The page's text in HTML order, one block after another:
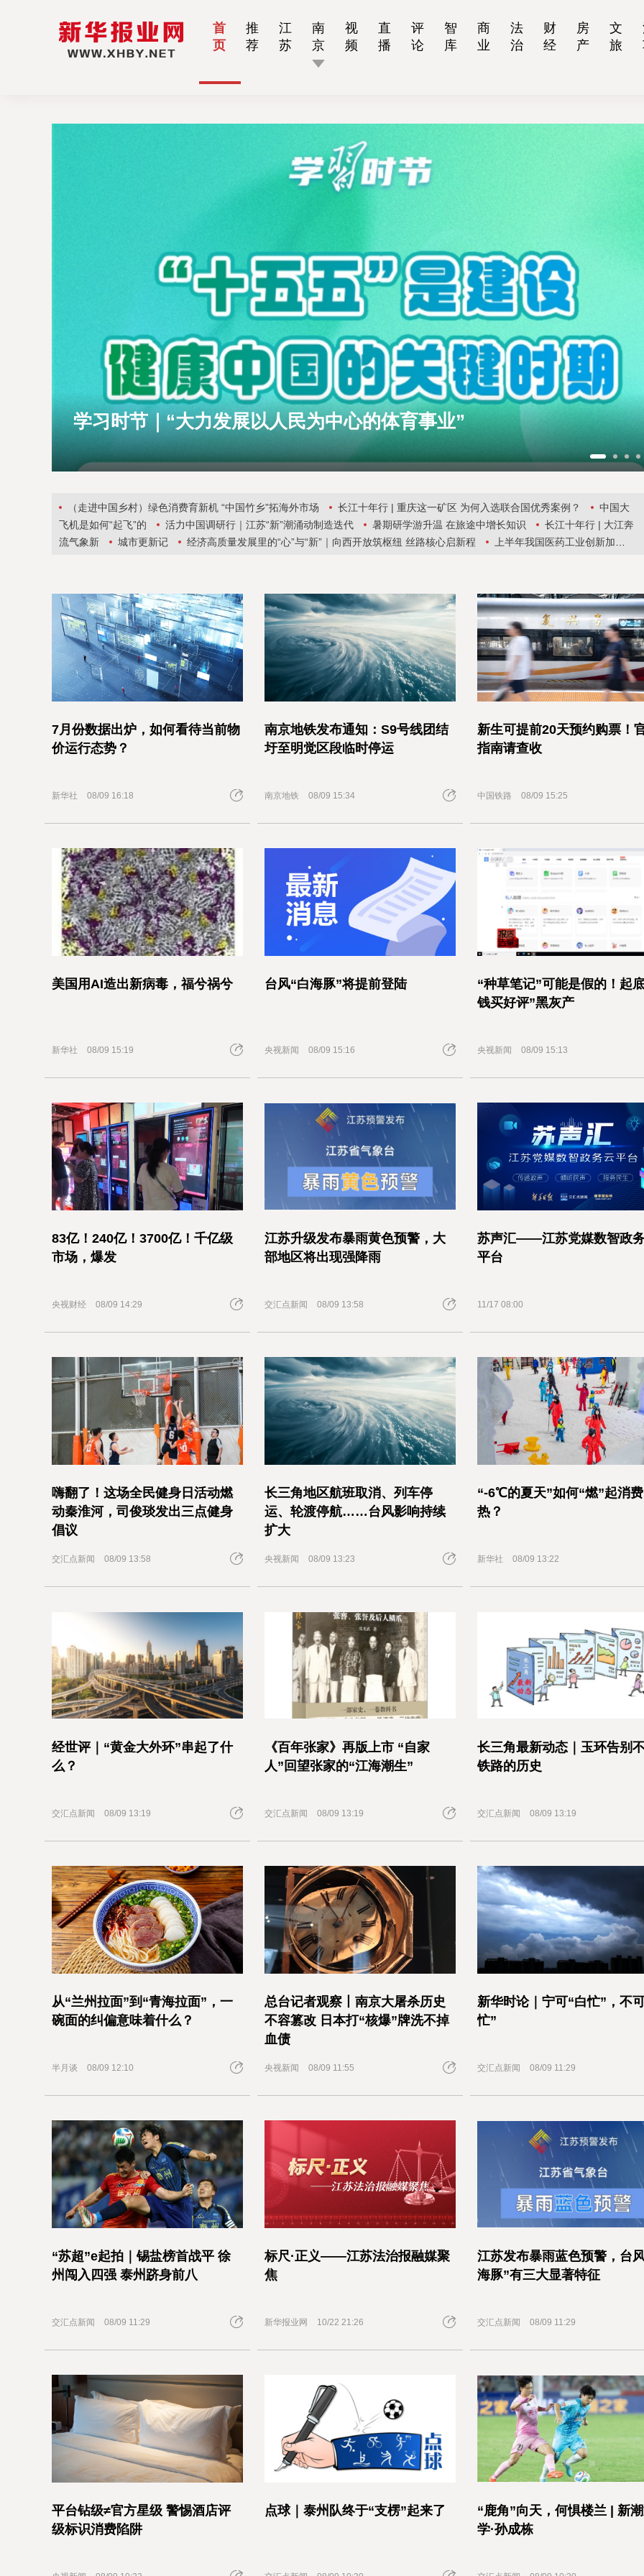
首
页
推
荐
江
苏
南
京
视
频
直
播
评
论
智
库
商
业
法
治
财
经
房
产
文
旅
学习时节｜“大力发展以人民为中心的体育事业”
（走进中国乡村）绿色消费育新机 “中国竹乡”拓海外市场 长江十年行 | 重庆这一矿区 为何入选联合国优秀案例？
中国大
飞机是如何“起飞”的
活力中国调研行｜江苏“新”潮涌动制造迭代 暑期研学游升温 在旅途中增长知识
长江十年行 | 大江奔
流气象新
城市更新记 经济高质量发展里的“心”与“新”｜向西开放筑枢纽 丝路核心启新程
上半年我国医药工业创新加速
7月份数据出炉，如何看待当前物
价运行态势？
新华社 08/09 16:18
南京地铁发布通知：S9号线团结
圩至明觉区段临时停运
南京地铁 08/09 15:34
新生可提前20天预约购票！
指南请查收
中国铁路 08/09 15:25
美国用AI造出新病毒，福兮祸兮
新华社 08/09 15:19
台风“白海豚”将提前登陆
央视新闻 08/09 15:16
“种草笔记”可能是假的！起
钱买好评”黑灰产
央视新闻 08/09 15:13
83亿！240亿！3700亿！千亿级
市场，爆发
央视财经 08/09 14:29
江苏升级发布暴雨黄色预警，大
部地区将出现强降雨
交汇点新闻 08/09 13:58
苏声汇——江苏党媒数智政
平台
11/17 08:00
嗨翻了！这场全民健身日活动燃
动秦淮河，司俊琰发出三点健身
倡议
交汇点新闻 08/09 13:58
长三角地区航班取消、列车停
运、轮渡停航……台风影响持续
扩大
央视新闻 08/09 13:23
“-6℃的夏天”如何“燃”起消费
热？
新华社 08/09 13:22
经世评｜“黄金大外环”串起了什
么？
交汇点新闻 08/09 13:19
《百年张家》再版上市 “自家
人”回望张家的“江海潮生”
交汇点新闻 08/09 13:19
长三角最新动态｜玉环告别
铁路的历史
交汇点新闻 08/09 13:19
从“兰州拉面”到“青海拉面”，一
碗面的纠偏意味着什么？
半月谈 08/09 12:10
总台记者观察丨南京大屠杀历史
不容篡改 日本打“核爆”牌洗不掉
血债
央视新闻 08/09 11:55
新华时论｜宁可“白忙”，不
忙”
交汇点新闻 08/09 11:29
“苏超”e起拍｜锡盐榜首战平 徐
州闯入四强 泰州跻身前八
交汇点新闻 08/09 11:29
标尺·正义——江苏法治报融媒聚
焦
新华报业网 10/22 21:26
江苏发布暴雨蓝色预警，台
海豚”有三大显著特征
交汇点新闻 08/09 11:29
平台钻级≠官方星级 警惕酒店评
级标识消费陷阱
点球｜泰州队终于“支楞”起来了
“鹿角”向天，何惧楼兰 | 新
学·孙成栋